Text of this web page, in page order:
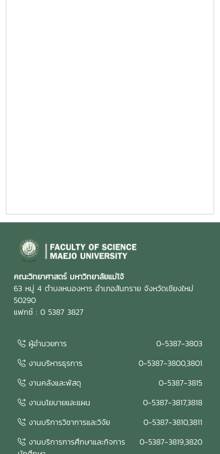
คณะวิทยาศาสตร์ มหาวิทยาลัยแม่โจ้
63 หมู่ 4 ตำบลหนองหาร อำเภอสันทราย จังหวัดเชียงใหม่
50290
แฟกซ์ : 0 5387 3827
ผู้อำนวยการ
0-5387-3803
งานบริหารธุรการ
0-5387-3800,3801
งานคลังและพัสดุ
0-5387-3815
งานนโยบายและแผน
0-5387-3817,3818
งานบริการวิชาการและวิจัย
0-5387-3810,3811
งานบริการการศึกษาและกิจการ
0-5387-3819,3820